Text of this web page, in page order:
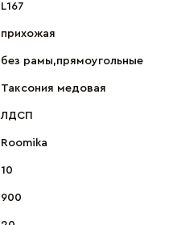
L167
прихожая
без рамы,прямоугольные
Таксония медовая
ЛДСП
Roomika
10
900